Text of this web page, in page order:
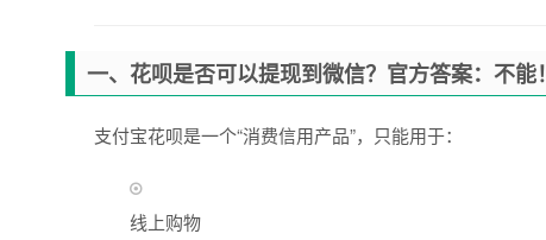
一、花呗是否可以提现到微信？官方答案：不能！
支付宝花呗是一个“消费信用产品”，只能用于：
线上购物